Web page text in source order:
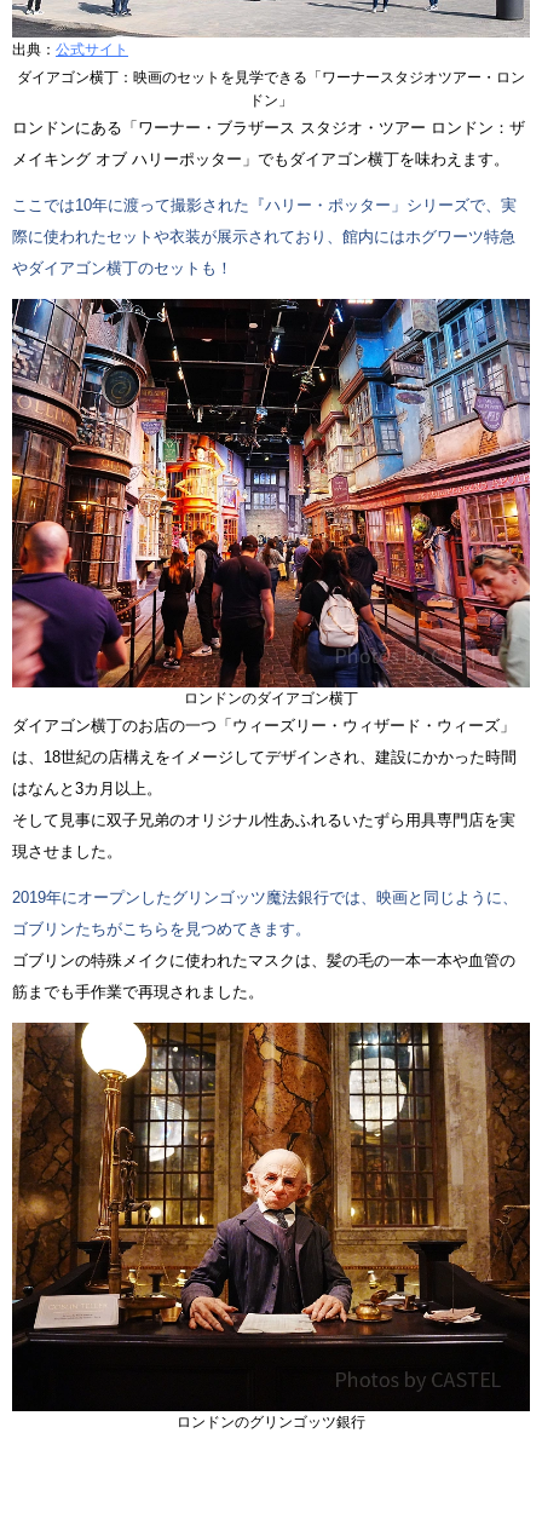
出典： 公式サイト
ダイアゴン横丁：映画のセットを見学できる「ワーナースタジオツアー・ロン
ドン」
ロンドンにある「ワーナー・ブラザース スタジオ・ツアー ロンドン：ザ
メイキング オブ ハリーポッター」でもダイアゴン横丁を味わえます。
ここでは10年に渡って撮影された『ハリー・ポッター」シリーズで、実
際に使われたセットや衣装が展示されており、館内にはホグワーツ特急
やダイアゴン横丁のセットも！
ロンドンのダイアゴン横丁
ダイアゴン横丁のお店の一つ「ウィーズリー・ウィザード・ウィーズ」
は、18世紀の店構えをイメージしてデザインされ、建設にかかった時間
はなんと3カ月以上。
そして見事に双子兄弟のオリジナル性あふれるいたずら用具専門店を実
現させました。
2019年にオープンしたグリンゴッツ魔法銀行では、映画と同じように、
ゴブリンたちがこちらを見つめてきます。
ゴブリンの特殊メイクに使われたマスクは、髪の毛の一本一本や血管の
筋までも手作業で再現されました。
ロンドンのグリンゴッツ銀行